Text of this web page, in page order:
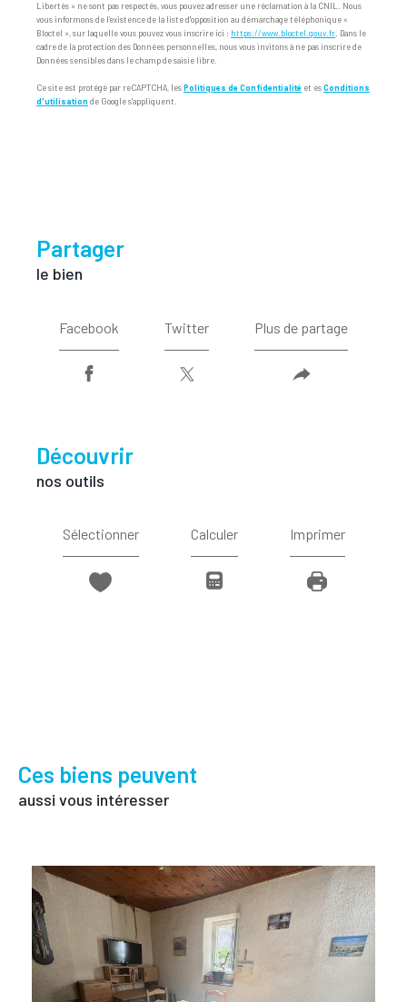
Libertés » ne sont pas respectés, vous pouvez adresser une réclamation à la CNIL. Nous
vous informons de l’existence de la liste d'opposition au démarchage téléphonique «
Bloctel », sur laquelle vous pouvez vous inscrire ici : https://www.bloctel.gouv.fr. Dans le
cadre de la protection des Données personnelles, nous vous invitons à ne pas inscrire de
Données sensibles dans le champ de saisie libre.
Ce site est protégé par reCAPTCHA, les Politiques de Confidentialité et esConditions
d'utilisation de Google s'appliquent.
partager
le bien
Facebook Twitter Plus de partage
découvrir
nos outils
Sélectionner Calculer Imprimer
Ces biens peuvent
aussi vous intéresser